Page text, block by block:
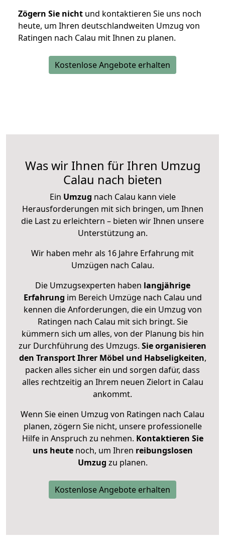
Zögern Sie nicht und kontaktieren Sie uns noch
heute, um Ihren deutschlandweiten Umzug von
Ratingen nach Calau mit Ihnen zu planen.
Kostenlose Angebote erhalten
Was wir Ihnen für Ihren Umzug
Calau nach bieten
Ein Umzug nach Calau kann viele
Herausforderungen mit sich bringen, um Ihnen
die Last zu erleichtern – bieten wir Ihnen unsere
Unterstützung an.
Wir haben mehr als 16 Jahre Erfahrung mit
Umzügen nach Calau.
Die Umzugsexperten haben langjährige
Erfahrung im Bereich Umzüge nach Calau und
kennen die Anforderungen, die ein Umzug von
Ratingen nach Calau mit sich bringt. Sie
kümmern sich um alles, von der Planung bis hin
zur Durchführung des Umzugs. Sie organisieren
den Transport Ihrer Möbel und Habseligkeiten,
packen alles sicher ein und sorgen dafür, dass
alles rechtzeitig an Ihrem neuen Zielort in Calau
ankommt.
Wenn Sie einen Umzug von Ratingen nach Calau
planen, zögern Sie nicht, unsere professionelle
Hilfe in Anspruch zu nehmen. Kontaktieren Sie
uns heutenoch, um Ihren reibungslosen
Umzug zu planen.
Kostenlose Angebote erhalten